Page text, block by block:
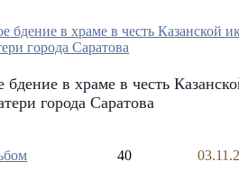
в храме в честь
города Саратова
40